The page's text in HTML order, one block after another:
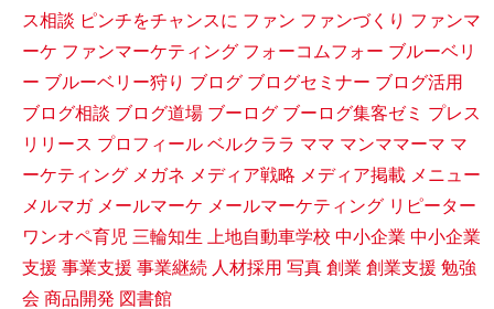
ス相談 ピンチをチャンスに ファン ファンづくり ファンマ
ーケ ファンマーケティング フォーコムフォー ブルーベリ
ー ブルーベリー狩り ブログ ブログセミナー ブログ活用
ブログ相談 ブログ道場 ブーログ ブーログ集客ゼミ プレス
リリース プロフィール ベルクララ ママ マンママーマ マ
ーケティング メガネ メディア戦略 メディア掲載 メニュー
メルマガ メールマーケ メールマーケティング リピーター
ワンオペ育児 三輪知生 上地自動車学校 中小企業 中小企業
支援 事業支援 事業継続 人材採用 写真 創業 創業支援 勉強
会 商品開発 図書館